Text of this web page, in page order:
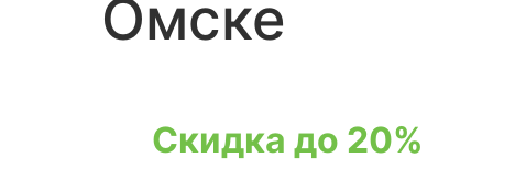
Омске
Скидка до 20%